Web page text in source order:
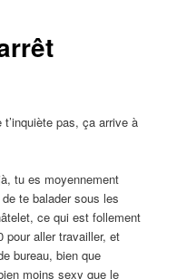
pas, ça arrive à
tu es moyennement
te balader sous les
ce qui est follement
pour aller travailler, et
bureau, bien que
moins sexy que le